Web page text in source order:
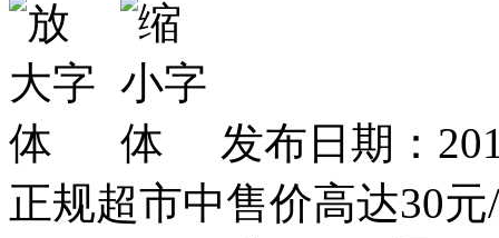
发布日期：
正规超市中售价高达30